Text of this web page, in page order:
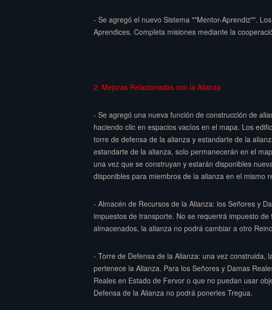
- Se agregó el nuevo Sistema ""Mentor-Aprendiz"".
Aprendices. Completa misiones mediante la
2. Mejoras Relacionadas con la Alianza
- Se agregó una nueva función de construcción de
haciendo clic en espacios vacíos en el mapa. Los
torre de defensa de la alianza y estandarte de la
estandarte de la alianza, solo permanecerán en el
una vez que se construyan y estarán disponibles
disponibles para miembros de la alianza en el mismo
- Almacén de Recursos de la Alianza: los Señores y
impuestos de transporte. No se requerirá impuesto
almacenados, la alianza no podrá cambiar a otro
- Torre de Defensa de la Alianza: una vez construida,
pertenece la Alianza. Para los Señores y Damas
Reales en Estado de Fervor o que no puedan usar
Defensa de la Alianza no podrá ponerles Tregua.